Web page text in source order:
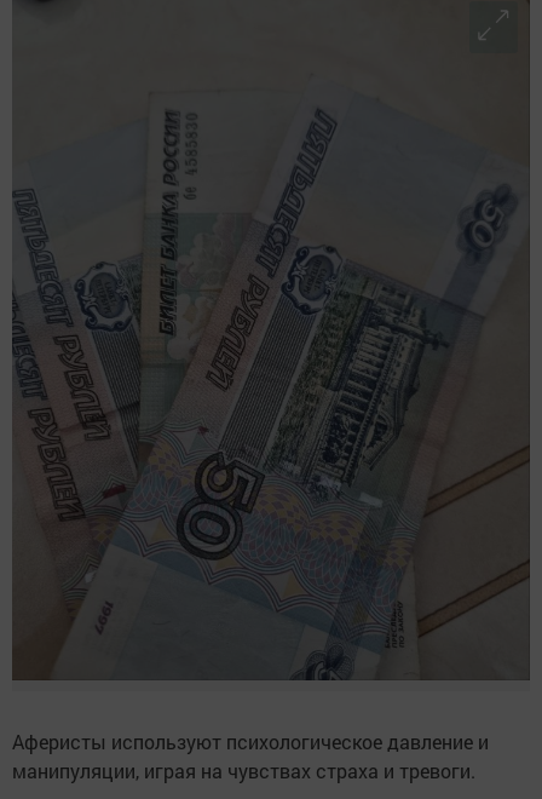
Аферисты используют психологическое давление и
манипуляции, играя на чувствах страха и тревоги.